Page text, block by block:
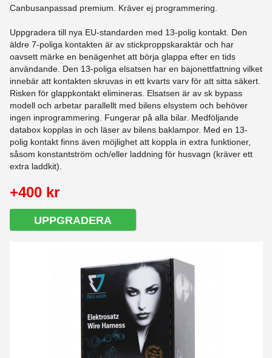
Canbusanpassad premium. Kräver ej programmering.
Uppgradera till nya EU-standarden med 13-polig kontakt. Den
äldre 7-poliga kontakten är av stickproppskaraktär och har
oavsett märke en benägenhet att börja glappa efter en tids
användande. Den 13-poliga elsatsen har en bajonettfattning vilket
innebär att kontakten skruvas in ett kvarts varv för att sitta säkert.
Risken för glappkontakt elimineras. Elsatsen är av sk bypass
modell och arbetar parallellt med bilens elsystem och behöver
ingen inprogrammering. Fungerar på alla bilar. Medföljande
databox kopplas in och läser av bilens baklampor. Med en 13-
polig kontakt finns även möjlighet att koppla in extra funktioner,
såsom konstantström och/eller laddning för husvagn (kräver ett
extra laddkit).
+400 kr
UPPGRADERA